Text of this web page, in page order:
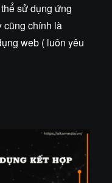
sử dụng ứng
cũng chính là
web ( luôn yêu